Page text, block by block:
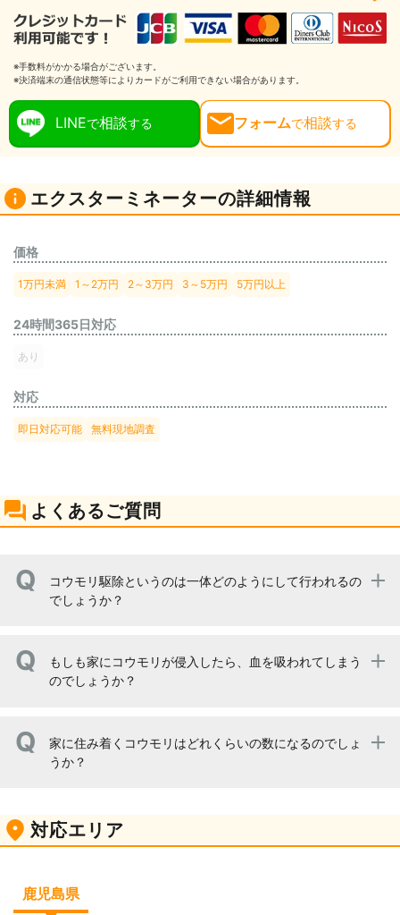
※手数料がかかる場合がございます。
※決済端末の通信状態等によりカードがご利用できない場合があります。
LINEで相談する フォームで相談する
エクスターミネーターの詳細情報
価格
1万円未満 1～2万円 2～3万円 3～5万円 5万円以上
24時間365日対応
あり
対応
即日対応可能 無料現地調査
よくあるご質問
コウモリ駆除というのは一体どのようにして行われるの
でしょうか？
たりすることができませんので、基本的には追い払うとい
う方法でコウモリ駆除を行います。コウモリが嫌う臭いが
もしも家にコウモリが侵入したら、血を吸われてしまう
のでしょうか？
いのでご安心下さい。害虫を食べて生活していますので、
皆さまが手を出さない限りは噛み付いてくるということは
家に住み着くコウモリはどれくらいの数になるのでしょ
うか？
れない限りは暮らし続けますので、その数はどんどん増え
ていきます。そのために時に100匹以上になる場合もある
なりの糞害になるでしょう。
対応エリア
鹿児島県